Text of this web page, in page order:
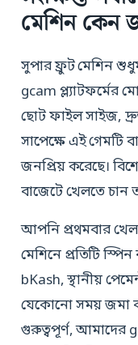
মেশিন কেন
সুপার ফ্রুট মেশিন
gcam প্ল্যাটফর্মের
ছোট ফাইল সাইজ,
সাপেক্ষে এই গেমটি
জনপ্রিয় করেছে।
বাজেটে খেলতে চান
আপনি প্রথমবার
মেশিনে প্রতিটি
bKash, স্থানীয়
যেকোনো সময় জমা
গুরুত্বপূর্ণ, আমাদের